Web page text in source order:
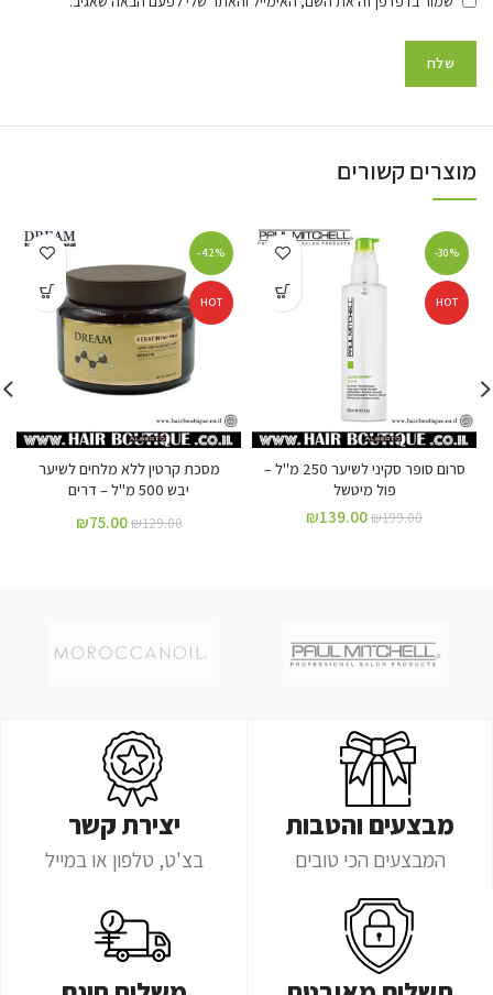
מוצרים קשורים
-30%
HOT
סרום סופר סקיני לשיער 250 מ"ל –
פול מיטשל
₪199.00
₪139.00
-42%
HOT
מסכת קרטין ללא מלחים לשיער
יבש 500 מ"ל – דרים
₪129.00
₪75.00
מבצעים והטבות
המבצעים הכי טובים
יצירת קשר
בצ'ט, טלפון או במייל